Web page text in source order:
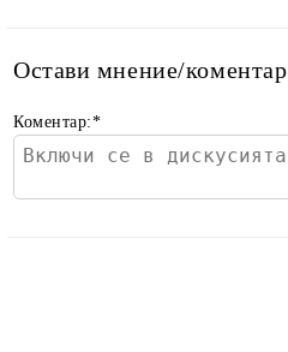
Остави мнение/коментар
Коментар:*